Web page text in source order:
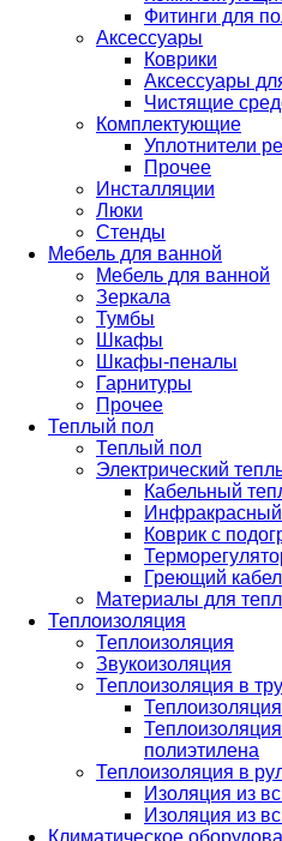
Фитинги для
Аксессуары
Коврики
Аксессуары
Чистящие
Комплектующие
Уплотнители
Прочее
Инсталляции
Люки
Стенды
Мебель для ванной
Мебель для ванной
Зеркала
Тумбы
Шкафы
Шкафы-пеналы
Гарнитуры
Прочее
Теплый пол
Теплый пол
Электрический
Кабельный
Коврик с
Греющий
Материалы для
Теплоизоляция
Теплоизоляция
Звукоизоляция
Теплоизоляция в
полиэтилена
Теплоизоляция в
Изоляция из
Изоляция из